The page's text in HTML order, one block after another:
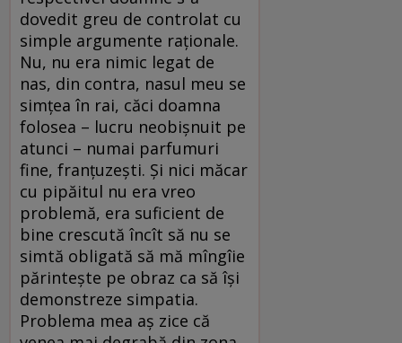
dovedit greu de controlat cu
simple argumente raționale.
Nu, nu era nimic legat de
nas, din contra, nasul meu se
simțea în rai, căci doamna
folosea – lucru neobișnuit pe
atunci – numai parfumuri
fine, franțuzești. Și nici măcar
cu pipăitul nu era vreo
problemă, era suficient de
bine crescută încît să nu se
simtă obligată să mă mîngîie
părintește pe obraz ca să își
demonstreze simpatia.
Problema mea aș zice că